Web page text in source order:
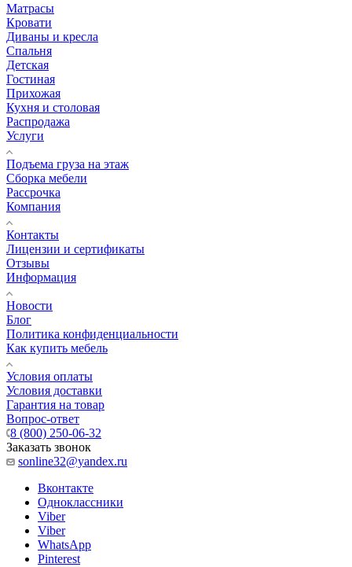
Матрасы
Кровати
Диваны и кресла
Спальня
Детская
Гостиная
Прихожая
Кухня и столовая
Распродажа
Услуги
Подъема груза на этаж
Сборка мебели
Рассрочка
Компания
Контакты
Лицензии и сертификаты
Отзывы
Информация
Новости
Блог
Политика конфиденциальности
Как купить мебель
Условия оплаты
Условия доставки
Гарантия на товар
Вопрос-ответ
8 (800) 250-06-32
Заказать звонок
sonline32@yandex.ru
Вконтакте
Одноклассники
Viber
Viber
WhatsApp
Pinterest